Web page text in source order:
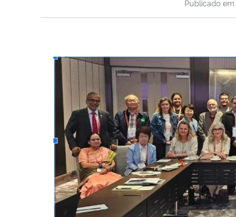
Publicado em